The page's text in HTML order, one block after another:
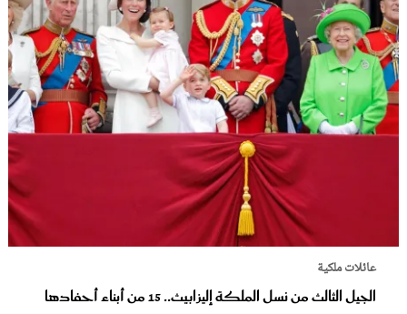
عائلات ملكية
الجيل الثالث من نسل الملكة إليزابيث.. 15 من أبناء أحفادها